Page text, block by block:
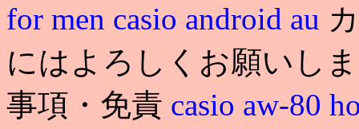
for men casio android au
にはよろしくお願いし
事項・免責 casio aw-80